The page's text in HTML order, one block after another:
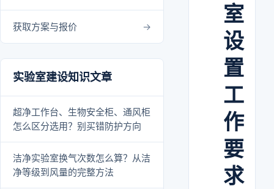
获取方案与报价
实验室建设知识文章
超净工作台、生物安全柜、通风柜
怎么区分选用？别买错防护方向
洁净实验室换气次数怎么算？从洁
净等级到风量的完整方法
室
设
置
工
作
要
求